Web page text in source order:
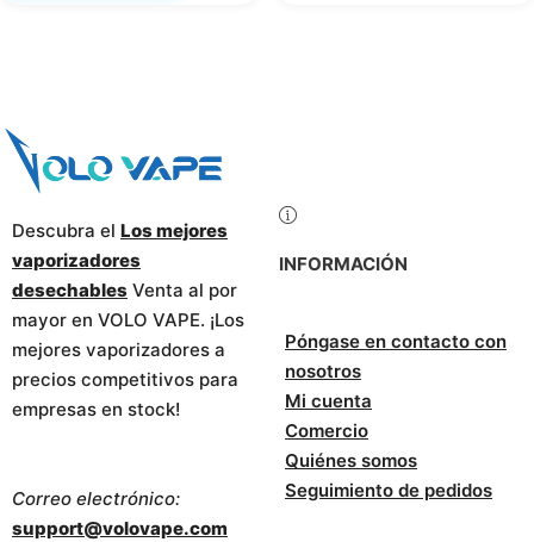
Descubra el Los mejores
vaporizadores
desechables Venta al por
mayor en VOLO VAPE. ¡Los
mejores vaporizadores a
precios competitivos para
empresas en stock!
Correo electrónico:
support@volovape.com
INFORMACIÓN
Póngase en contacto con
nosotros
Mi cuenta
Comercio
Quiénes somos
Seguimiento de pedidos